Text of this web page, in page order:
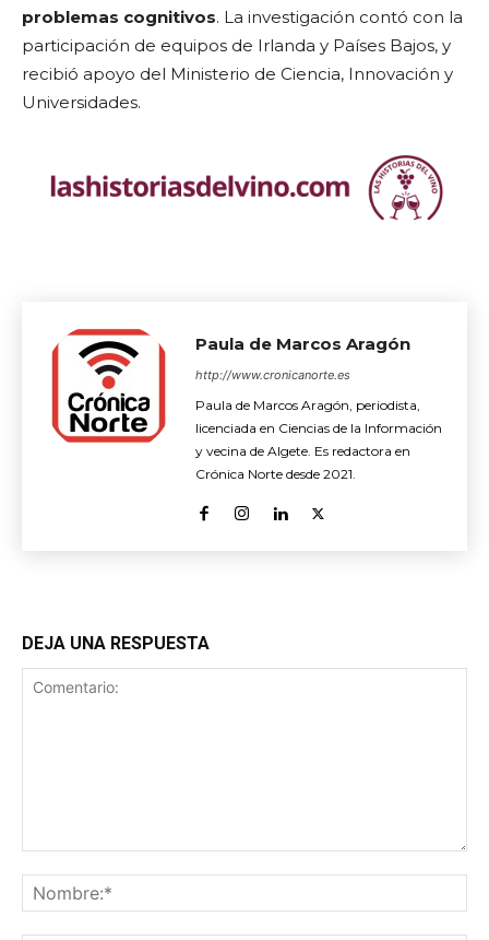
problemas cognitivos. La investigación contó con la
participación de equipos de Irlanda y Países Bajos, y
recibió apoyo del Ministerio de Ciencia, Innovación y
Universidades.
Paula de Marcos Aragón
http://www.cronicanorte.es
Paula de Marcos Aragón, periodista,
licenciada en Ciencias de la Información
y vecina de Algete. Es redactora en
Crónica Norte desde 2021.
DEJA UNA RESPUESTA